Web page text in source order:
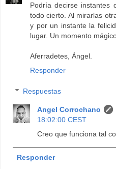
Podría decirse instantes
todo cierto. Al mirarlas
y por un instante la
lugar. Un momento
Aferradetes, Ángel.
Responder
Respuestas
Angel Corrochano
18:02:00 CEST
Creo que funciona tal
Responder